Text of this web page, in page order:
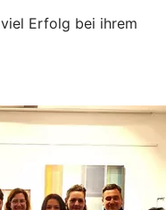
Erfolg bei ihrem